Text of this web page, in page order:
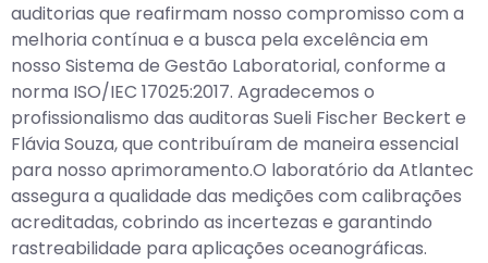
auditorias que reafirmam nosso compromisso com a
melhoria contínua e a busca pela excelência em
nosso Sistema de Gestão Laboratorial, conforme a
norma ISO/IEC 17025:2017. Agradecemos o
profissionalismo das auditoras Sueli Fischer Beckert e
Flávia Souza, que contribuíram de maneira essencial
para nosso aprimoramento.O laboratório da Atlantec
assegura a qualidade das medições com calibrações
acreditadas, cobrindo as incertezas e garantindo
rastreabilidade para aplicações oceanográficas.